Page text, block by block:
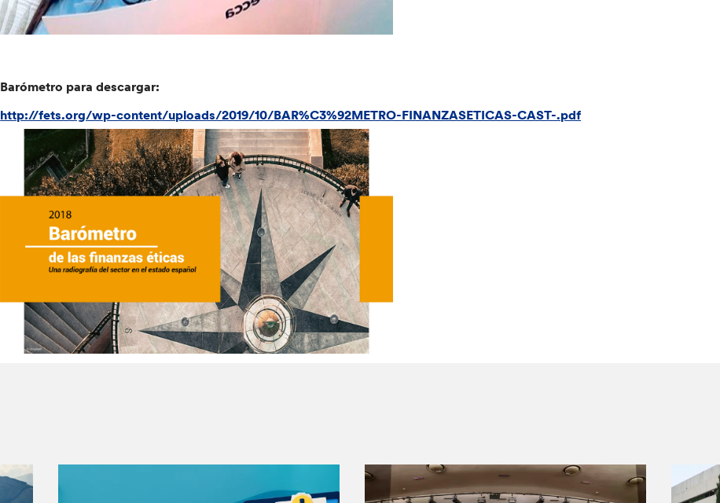
Barómetro para descargar:
http://fets.org/wp-content/uploads/2019/10/BAR%C3%92METRO-FINANZASETICAS-CAST-.pdf